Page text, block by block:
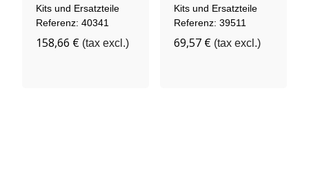
803057 4.185
Kits und Ersatzteile
Referenz: 40341
158,66 € (tax excl.)
718323
Kits und Ersatzteile
Referenz: 39511
69,57 € (tax excl.)